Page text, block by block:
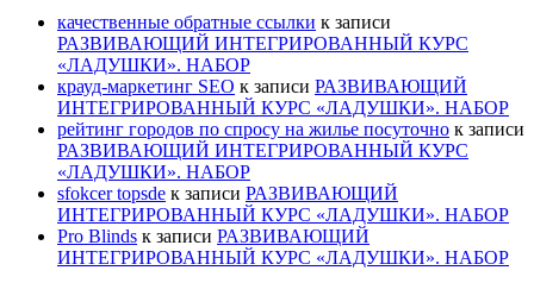
качественные обратные ссылки к записи
РАЗВИВАЮЩИЙ ИНТЕГРИРОВАННЫЙ КУРС
«ЛАДУШКИ». НАБОР
крауд-маркетинг SEO к записи РАЗВИВАЮЩИЙ
ИНТЕГРИРОВАННЫЙ КУРС «ЛАДУШКИ». НАБОР
рейтинг городов по спросу на жилье посуточно к записи
РАЗВИВАЮЩИЙ ИНТЕГРИРОВАННЫЙ КУРС
«ЛАДУШКИ». НАБОР
sfokcer topsde к записи РАЗВИВАЮЩИЙ
ИНТЕГРИРОВАННЫЙ КУРС «ЛАДУШКИ». НАБОР
Pro Blinds к записи РАЗВИВАЮЩИЙ
ИНТЕГРИРОВАННЫЙ КУРС «ЛАДУШКИ». НАБОР